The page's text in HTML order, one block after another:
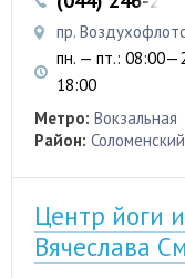
пр.
пн. — пт.:
18:00
Метро: Вокзальная
Район:
Центр йоги
Вячеслава